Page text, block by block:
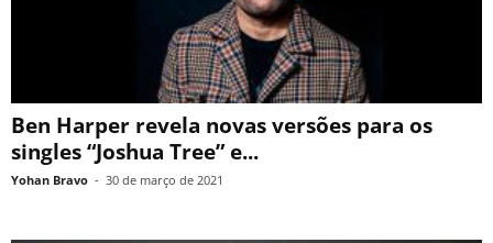
Ben Harper revela novas versões para os
singles “Joshua Tree” e...
Yohan Bravo - 30 de março de 2021